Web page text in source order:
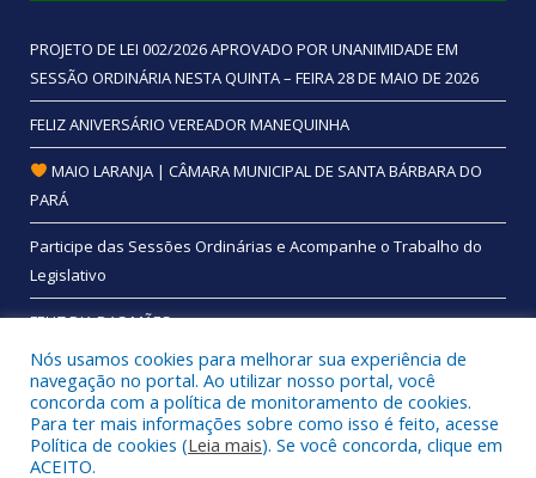
PROJETO DE LEI 002/2026 APROVADO POR UNANIMIDADE EM
SESSÃO ORDINÁRIA NESTA QUINTA – FEIRA 28 DE MAIO DE 2026
FELIZ ANIVERSÁRIO VEREADOR MANEQUINHA
MAIO LARANJA | CÂMARA MUNICIPAL DE SANTA BÁRBARA DO
PARÁ
Participe das Sessões Ordinárias e Acompanhe o Trabalho do
Legislativo
FELIZ DIA DAS MÃES
Todos os direitos reservados a Câmara Municipal de Santa
Bárbara do Pará.
Nós usamos cookies para melhorar sua experiência de
navegação no portal. Ao utilizar nosso portal, você
concorda com a política de monitoramento de cookies.
Para ter mais informações sobre como isso é feito, acesse
Política de cookies (Leia mais). Se você concorda, clique em
ACEITO.